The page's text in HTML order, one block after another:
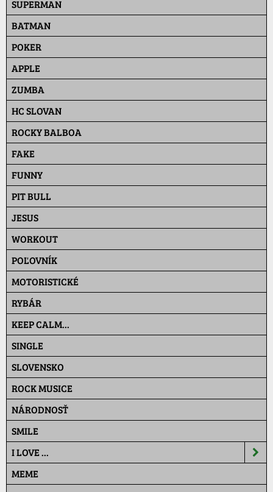
SUPERMAN
BATMAN
POKER
APPLE
ZUMBA
HC SLOVAN
ROCKY BALBOA
FAKE
FUNNY
PIT BULL
JESUS
WORKOUT
POĽOVNÍK
MOTORISTICKÉ
RYBÁR
KEEP CALM...
SINGLE
SLOVENSKO
ROCK MUSICE
NÁRODNOSŤ
SMILE
I LOVE ...
MEME